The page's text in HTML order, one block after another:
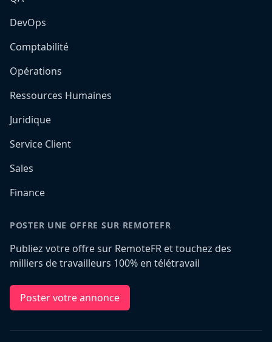
DevOps
Comptabilité
Opérations
Ressources Humaines
Juridique
Service Client
Sales
Finance
POSTER UNE OFFRE SUR REMOTEFR
Publiez votre offre sur RemoteFR et touchez des
milliers de travailleurs 100% en télétravail
Poster votre annonce